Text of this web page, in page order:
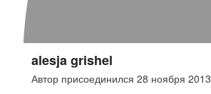
alesja grishel
Автор присоединился 28 ноября 2013